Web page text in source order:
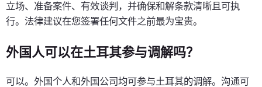
立场、准备案件、有效谈判，并确保和解条款清晰且可执
行。法律建议在您签署任何文件之前最为宝贵。
外国人可以在土耳其参与调解吗？
可以。外国个人和外国公司均可参与土耳其的调解。沟通可